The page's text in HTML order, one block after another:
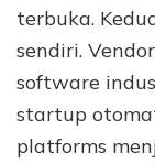
terbuka.
sendiri.
software
startup
platforms